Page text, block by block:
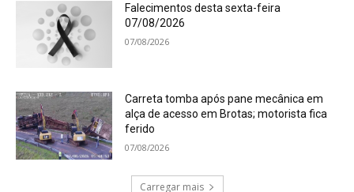
Falecimentos desta sexta-feira
07/08/2026
07/08/2026
Carreta tomba após pane mecânica em
alça de acesso em Brotas; motorista fica
ferido
07/08/2026
Carregar mais